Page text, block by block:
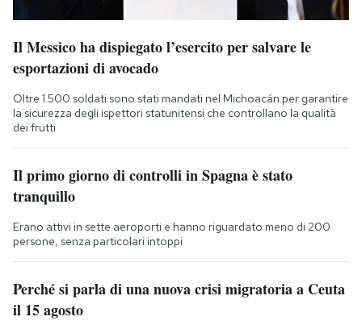
Il Messico ha dispiegato l’esercito per salvare le
esportazioni di avocado
Oltre 1.500 soldati sono stati mandati nel Michoacán per garantire
la sicurezza degli ispettori statunitensi che controllano la qualità
dei frutti
Il primo giorno di controlli in Spagna è stato
tranquillo
Erano attivi in sette aeroporti e hanno riguardato meno di 200
persone, senza particolari intoppi
Perché si parla di una nuova crisi migratoria a Ceuta
il 15 agosto